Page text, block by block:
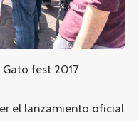
fest 2017
el lanzamiento oficial